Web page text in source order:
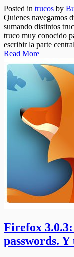
Posted in trucos by
Quienes navegamos
sumando distintos
truco muy conocido
escribir la parte
Read More
Firefox
passwords.